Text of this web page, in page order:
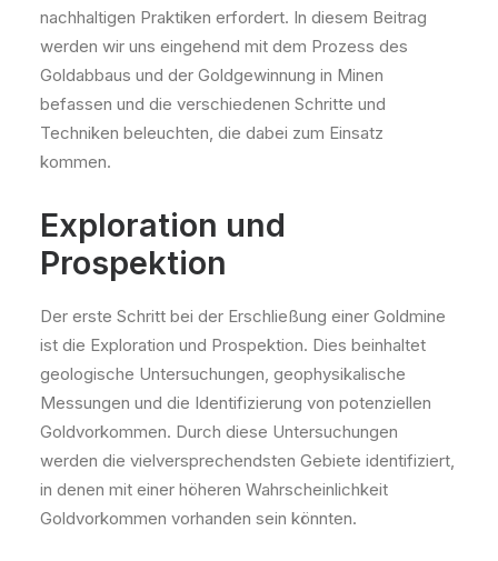
nachhaltigen Praktiken erfordert. In diesem Beitrag
werden wir uns eingehend mit dem Prozess des
Goldabbaus und der Goldgewinnung in Minen
befassen und die verschiedenen Schritte und
Techniken beleuchten, die dabei zum Einsatz
kommen.
Exploration und
Prospektion
Der erste Schritt bei der Erschließung einer Goldmine
ist die Exploration und Prospektion. Dies beinhaltet
geologische Untersuchungen, geophysikalische
Messungen und die Identifizierung von potenziellen
Goldvorkommen. Durch diese Untersuchungen
werden die vielversprechendsten Gebiete identifiziert,
in denen mit einer höheren Wahrscheinlichkeit
Goldvorkommen vorhanden sein könnten.